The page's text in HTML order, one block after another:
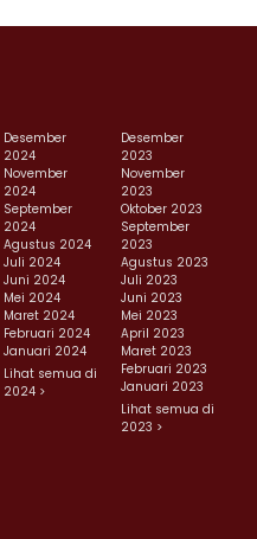
Desember
2024
November
2024
September
2024
Agustus 2024
Juli 2024
Juni 2024
Mei 2024
Maret 2024
Februari 2024
Januari 2024
Lihat semua di
2024 >
Desember
2023
November
2023
Oktober 2023
September
2023
Agustus 2023
Juli 2023
Juni 2023
Mei 2023
April 2023
Maret 2023
Februari 2023
Januari 2023
Lihat semua di
2023 >